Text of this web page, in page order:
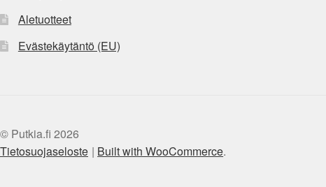
Aletuotteet
Evästekäytäntö (EU)
© Putkia.fi 2026
Tietosuojaseloste
Built with WooCommerce.